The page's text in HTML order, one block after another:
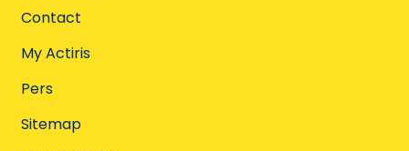
Contact
My Actiris
Pers
Sitemap